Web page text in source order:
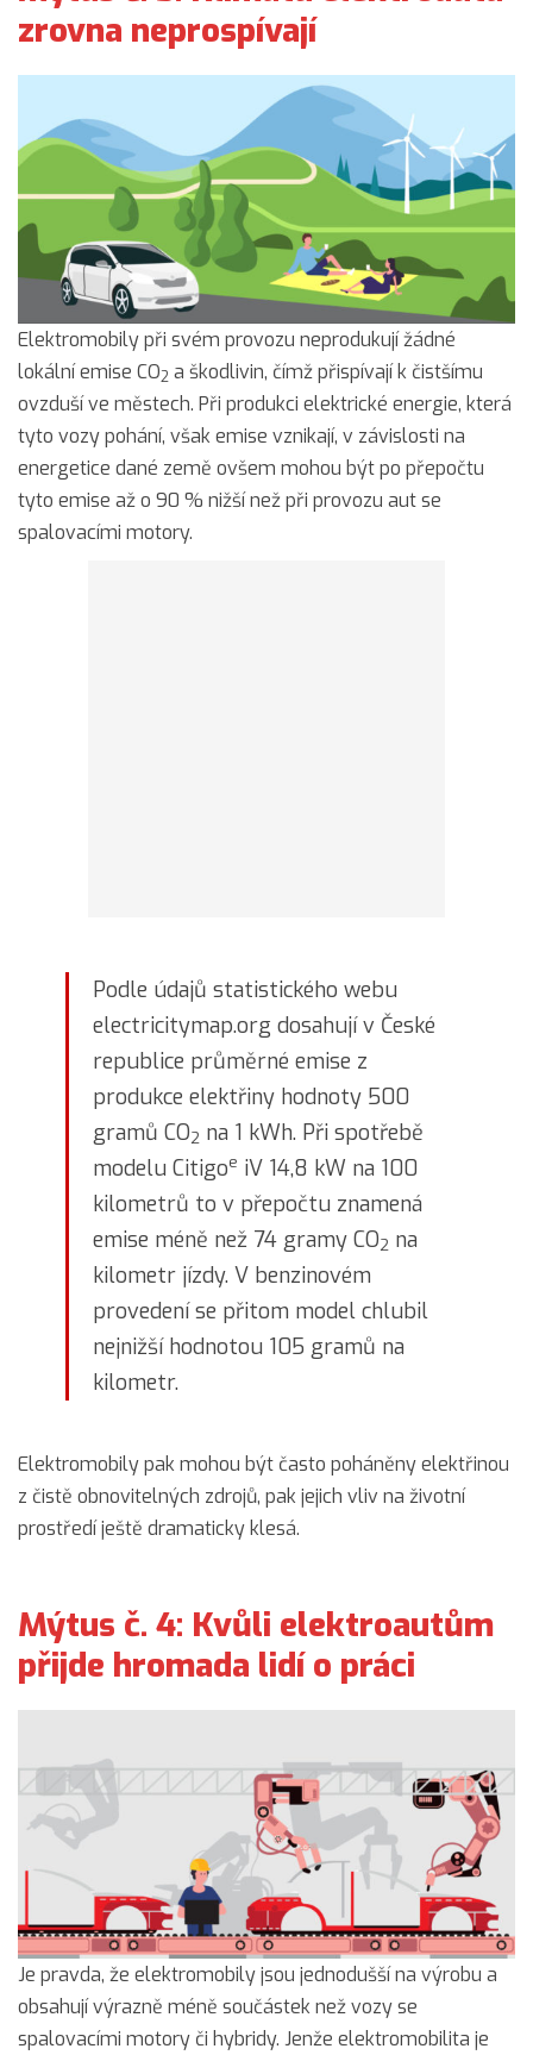
zrovna neprospívají
Elektromobily při svém provozu neprodukují žádné
lokální emise CO2 a škodlivin, čímž přispívají k čistšímu
ovzduší ve městech. Při produkci elektrické energie, která
tyto vozy pohání, však emise vznikají, v závislosti na
energetice dané země ovšem mohou být po přepočtu
tyto emise až o 90 % nižší než při provozu aut se
spalovacími motory.
Podle údajů statistického webu
electricitymap.org dosahují v České
republice průměrné emise z
produkce elektřiny hodnoty 500
gramů CO2 na 1 kWh. Při spotřebě
modelu Citigoe iV 14,8 kW na 100
kilometrů to v přepočtu znamená
emise méně než 74 gramy CO2 na
kilometr jízdy. V benzinovém
provedení se přitom model chlubil
nejnižší hodnotou 105 gramů na
kilometr.
Elektromobily pak mohou být často poháněny elektřinou
z čistě obnovitelných zdrojů, pak jejich vliv na životní
prostředí ještě dramaticky klesá.
Mýtus č. 4: Kvůli elektroautům
přijde hromada lidí o práci
Je pravda, že elektromobily jsou jednodušší na výrobu a
obsahují výrazně méně součástek než vozy se
spalovacími motory či hybridy. Jenže elektromobilita je